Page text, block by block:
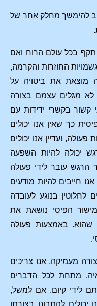
להימשך מחלק אחר של
תקף בכל עולם הרוח ואם
החוזרות והקרמה,
מוצאת את ביטויה על
לא מגלים עצמם בצורה
קשור בקשרי ידידות עם
כך שאין אנו יכולים
ועדיין אנו יכולים
יכולה להיות השפעה
הרגש עובר לידי פעולה
חייבים להיות מודעים
לחלוטין בנוגע לעובדה
הפיסי נושאת את
שהוא. באמצעות פעולה
מעמיקה, אנו צריכים
מתחת לכל הדברים
לידי קיום. אם למשל,
להתבונן בצורתו